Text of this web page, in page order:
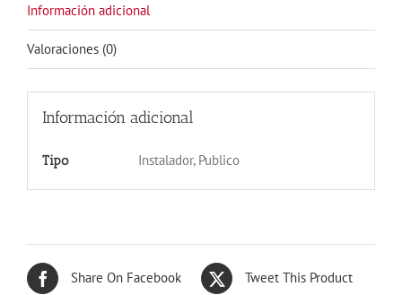
Información adicional
Valoraciones (0)
Información adicional
Tipo Instalador, Publico
Share On Facebook Tweet This Product